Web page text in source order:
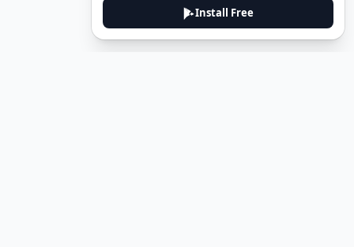
Install Free